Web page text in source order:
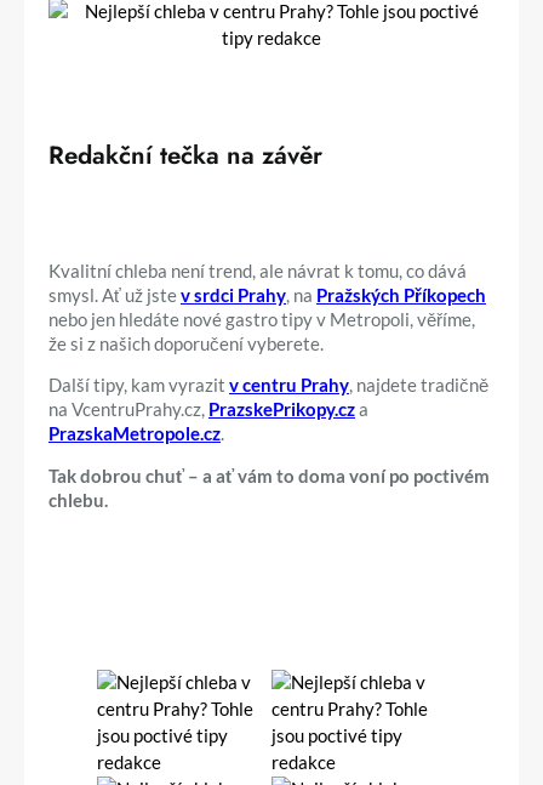
Redakční tečka na závěr
Kvalitní chleba není trend, ale návrat k tomu, co dává
smysl. Ať už jstev srdci Prahy , na Pražských Příkopech
nebo jen hledáte nové gastro tipy v Metropoli, věříme,
že si z našich doporučení vyberete.
Další tipy, kam vyrazit v centru Prahy, najdete tradičně
na VcentruPrahy.cz, PrazskePrikopy.cza
PrazskaMetropole.cz.
Tak dobrou chuť – a ať vám to doma voní po poctivém
chlebu.